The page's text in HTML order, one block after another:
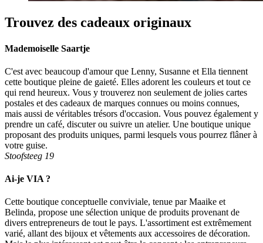
Trouvez des cadeaux originaux
Mademoiselle Saartje
C'est avec beaucoup d'amour que Lenny, Susanne et Ella tiennent
cette boutique pleine de gaieté. Elles adorent les couleurs et tout ce
qui rend heureux. Vous y trouverez non seulement de jolies cartes
postales et des cadeaux de marques connues ou moins connues,
mais aussi de véritables trésors d'occasion. Vous pouvez également y
prendre un café, discuter ou suivre un atelier. Une boutique unique
proposant des produits uniques, parmi lesquels vous pourrez flâner à
votre guise.
Stoofsteeg 19
Ai-je VIA ?
Cette boutique conceptuelle conviviale, tenue par Maaike et
Belinda, propose une sélection unique de produits provenant de
divers entrepreneurs de tout le pays. L'assortiment est extrêmement
varié, allant des bijoux et vêtements aux accessoires de décoration.